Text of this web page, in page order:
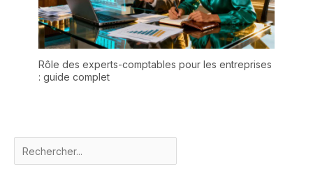
Rôle des experts-comptables pour les entreprises
: guide complet